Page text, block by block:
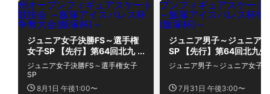
ジュニア女子決勝FS～選手権
女子SP 【先行】第64回北九
州オープンフィギュアスケー
ト競技会 ～飯塚アイスパレス
杯争奪大会(飯塚杯)～
8月1日 午後1:00〜
ジュニア女子決勝FS～選手権女子
SP
ジュニア男子～ジュニア
SP 【先行】第64回北九州
ープンフィギュアスケー
技会 ～飯塚アイスパレス
奪大会(飯塚杯)～
7月31日 午後3:00〜
ジュニア男子～ジュニア女子